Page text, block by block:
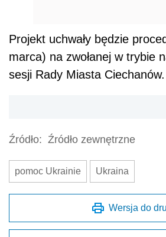
Projekt uchwały będzie
marca) na zwołanej w trybie
sesji Rady Miasta Ciechanów.
Źródło: Źródło zewnętrzne
pomoc Ukrainie Ukraina
Wersja do